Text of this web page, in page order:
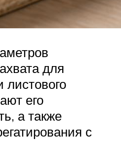
для
листового
его
а также
с